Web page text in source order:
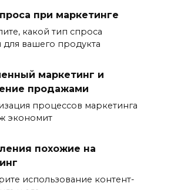
при маркетинге
какой тип спроса
для вашего продукта
маркетинг и
продажами
процессов маркетинга
экономит
похожие на
использование контент-